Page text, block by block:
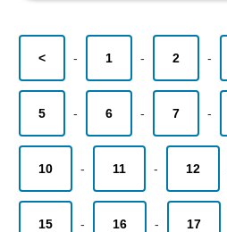
< - 1 - 2 -
5 - 6 - 7 -
10 - 11 - 12
15 - 16 - 17